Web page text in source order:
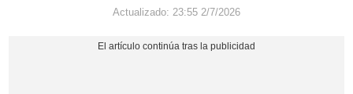
Actualizado: 23:55 2/7/2026